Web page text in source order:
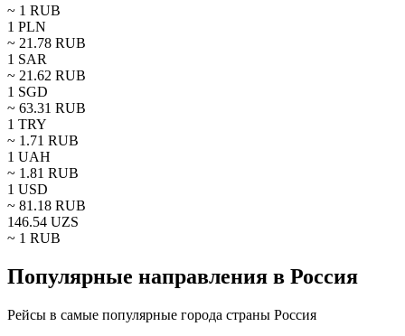
~ 1 RUB
1 PLN
~ 21.78 RUB
1 SAR
~ 21.62 RUB
1 SGD
~ 63.31 RUB
1 TRY
~ 1.71 RUB
1 UAH
~ 1.81 RUB
1 USD
~ 81.18 RUB
146.54 UZS
~ 1 RUB
Популярные направления в Россия
Рейсы в самые популярные города страны Россия